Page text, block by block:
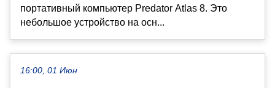
портативный компьютер Predator Atlas 8. Это
небольшое устройство на осн...
16:00, 01 Июн